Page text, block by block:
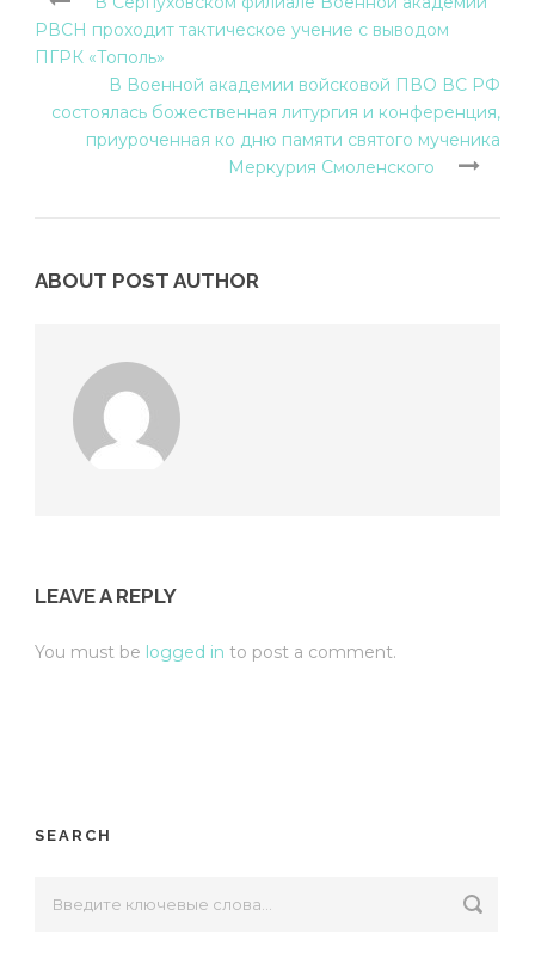
РВСН проходит тактическое учение с выводом
ПГРК «Тополь»
В Военной академии войсковой ПВО ВС РФ
состоялась божественная литургия и конференция,
приуроченная ко дню памяти святого мученика
Меркурия Смоленского
ABOUT POST AUTHOR
LEAVE A REPLY
You must be logged in to post a comment.
SEARCH